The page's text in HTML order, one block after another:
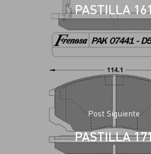
PASTILLA
Post Siguiente
PASTILLA